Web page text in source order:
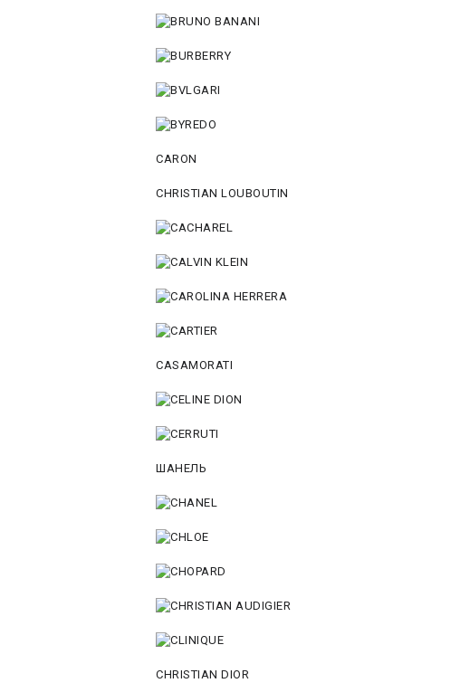
CARON
CHRISTIAN LOUBOUTIN
CASAMORATI
ШАНЕЛЬ
CHRISTIAN DIOR